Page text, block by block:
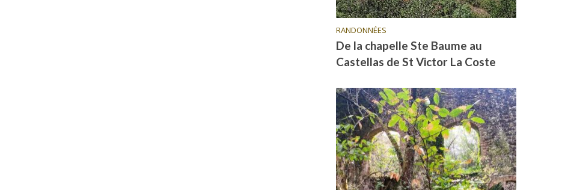
RANDONNÉES
De la chapelle Ste Baume au
Castellas de St Victor La Coste